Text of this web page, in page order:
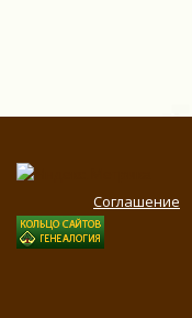
Соглашение